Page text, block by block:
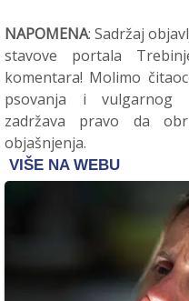
NAPOMENA: Sadržaj
stavove portala
komentara! Molimo
psovanja i vulgarnog
zadržava pravo da
objašnjenja.